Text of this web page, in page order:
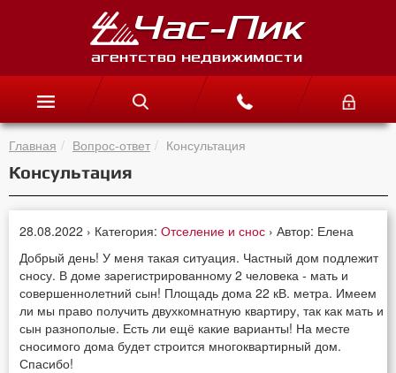
Главная Вопрос-ответ Консультация
Консультация
28.08.2022 › Категория:Отселение и снос › Автор: Елена
Добрый день! У меня такая ситуация. Частный дом подлежит
сносу. В доме зарегистрированному 2 человека - мать и
совершеннолетний сын! Площадь дома 22 кВ. метра. Имеем
ли мы право получить двухкомнатную квартиру, так как мать и
сын разнополые. Есть ли ещё какие варианты! На месте
сносимого дома будет строится многоквартирный дом.
Спасибо!